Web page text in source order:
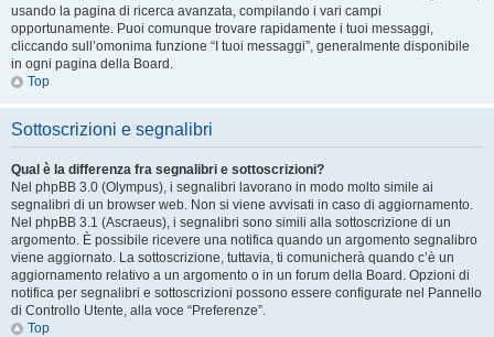
usando la pagina di ricerca avanzata, compilando i vari campi
opportunamente. Puoi comunque trovare rapidamente i tuoi messaggi,
cliccando sull’omonima funzione “I tuoi messaggi”, generalmente disponibile
in ogni pagina della Board.
Top
Sottoscrizioni e segnalibri
Qual è la differenza fra segnalibri e sottoscrizioni?
Nel phpBB 3.0 (Olympus), i segnalibri lavorano in modo molto simile ai
segnalibri di un browser web. Non si viene avvisati in caso di aggiornamento.
Nel phpBB 3.1 (Ascraeus), i segnalibri sono simili alla sottoscrizione di un
argomento. È possibile ricevere una notifica quando un argomento segnalibro
viene aggiornato. La sottoscrizione, tuttavia, ti comunicherà quando c’è un
aggiornamento relativo a un argomento o in un forum della Board. Opzioni di
notifica per segnalibri e sottoscrizioni possono essere configurate nel Pannello
di Controllo Utente, alla voce “Preferenze”.
Top